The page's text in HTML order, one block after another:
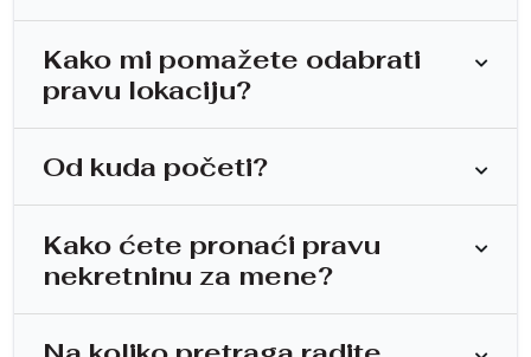
Kako mi pomažete odabrati
pravu lokaciju?
Od kuda početi?
Kako ćete pronaći pravu
nekretninu za mene?